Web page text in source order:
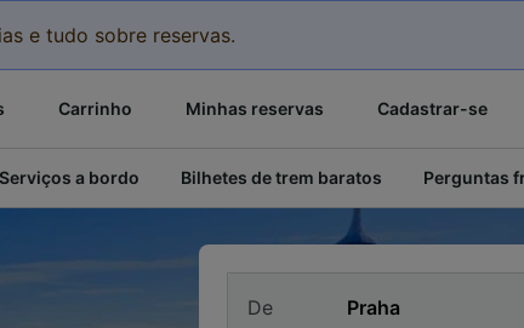
e tudo sobre reservas.
Carrinho Minhas reservas Cadastrar-se
Serviços a bordo Bilhetes de trem baratos Perguntas
De